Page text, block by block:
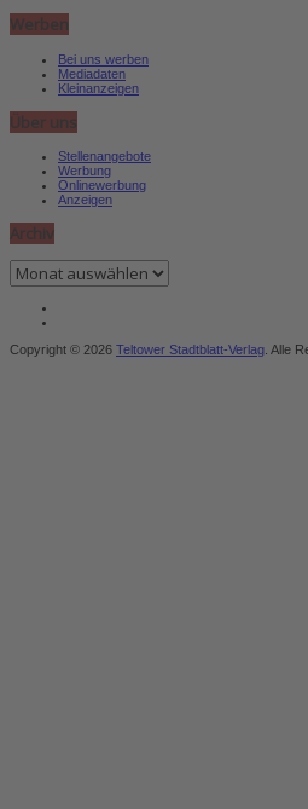
Werben
Bei uns werben
Mediadaten
Kleinanzeigen
Über uns
Stellenangebote
Werbung
Onlinewerbung
Anzeigen
Archiv
Archiv
Copyright © 2026 Teltower Stadtblatt-Verlag . Alle